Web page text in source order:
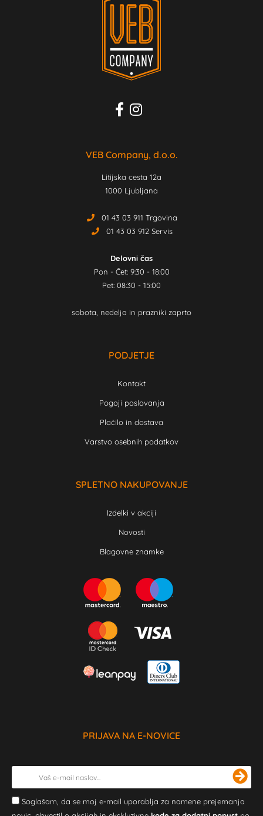
VEB Company, d.o.o.
Litijska cesta 12a
1000 Ljubljana
01 43 03 911 Trgovina
01 43 03 912 Servis
Delovni čas
Pon - Čet: 9:30 - 18:00
Pet: 08:30 - 15:00
sobota, nedelja in prazniki zaprto
PODJETJE
Kontakt
Pogoji poslovanja
Plačilo in dostava
Varstvo osebnih podatkov
SPLETNO NAKUPOVANJE
Izdelki v akciji
Novosti
Blagovne znamke
PRIJAVA NA E-NOVICE
Soglašam, da se moj e-mail uporablja za namene prejemanja